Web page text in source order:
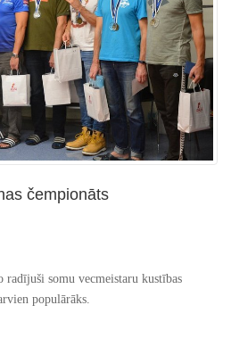
čempionāts
somu vecmeistaru kustības
populārāks.